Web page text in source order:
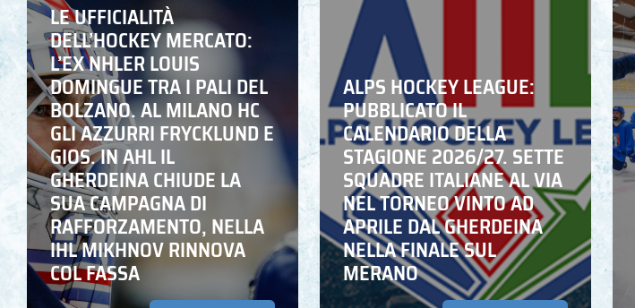
LE UFFICIALITÀ
DELL’HOCKEY MERCATO:
L’EX NHLER LOUIS
DOMINGUE TRA I PALI DEL
BOLZANO. AL MILANO HC
GLI AZZURRI FRYCKLUND E
GIOS. IN AHL IL
GHERDEINA CHIUDE LA
SUA CAMPAGNA DI
RAFFORZAMENTO, NELLA
IHL MIKHNOV RINNOVA
COL FASSA
ALPS HOCKEY LEAGUE:
PUBBLICATO IL
CALENDARIO DELLA
STAGIONE 2026/27. SETTE
SQUADRE ITALIANE AL VIA
NEL TORNEO VINTO AD
APRILE DAL GHERDEINA
NELLA FINALE SUL
MERANO